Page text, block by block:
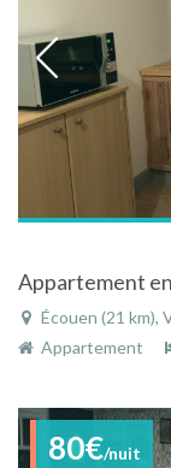
Écouen (21 km),
Appartement
80€/nuit